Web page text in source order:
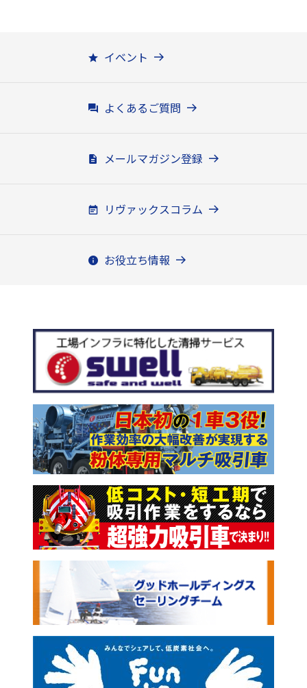
イベント
よくあるご質問
メールマガジン登録
リヴァックスコラム
お役立ち情報